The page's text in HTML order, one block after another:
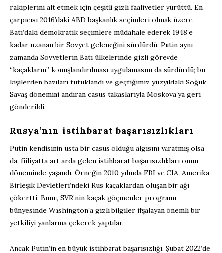
rakiplerini alt etmek için çeşitli gizli faaliyetler yürüttü. En
çarpıcısı 2016’daki ABD başkanlık seçimleri olmak üzere
Batı’daki demokratik seçimlere müdahale ederek 1948’e
kadar uzanan bir Sovyet geleneğini sürdürdü. Putin aynı
zamanda Sovyetlerin Batı ülkelerinde gizli görevde
“kaçakların” konuşlandırılması uygulamasını da sürdürdü; bu
kişilerden bazıları tutuklandı ve geçtiğimiz yüzyıldaki Soğuk
Savaş dönemini andıran casus takaslarıyla Moskova’ya geri
gönderildi.
Rusya’nın istihbarat başarısızlıkları
Putin kendisinin usta bir casus olduğu algısını yaratmış olsa
da, fiiliyatta art arda gelen istihbarat başarısızlıkları onun
döneminde yaşandı. Örneğin 2010 yılında FBI ve CIA, Amerika
Birleşik Devletleri’ndeki Rus kaçaklardan oluşan bir ağı
çökertti. Bunu, SVR’nin kaçak göçmenler programı
bünyesinde Washington’a gizli bilgiler ifşalayan önemli bir
yetkiliyi yanlarına çekerek yaptılar.
Ancak Putin’in en büyük istihbarat başarısızlığı, Şubat 2022’de